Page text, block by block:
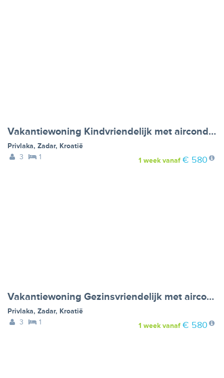
Vakantiewoning Kindvriendelijk met airconditioning, barbecue en parkeerplaats - VW-DN22M
Privlaka, Zadar, Kroatië
3
1 1 weekvanaf € 580
Vakantiewoning Gezinsvriendelijk met airconditioning, barbecuefaciliteiten en internet - VW-XHBGR
Privlaka, Zadar, Kroatië
3
1 1 weekvanaf € 580